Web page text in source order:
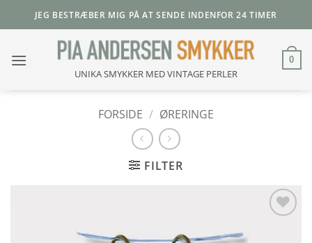
JEG BESTRÆBER MIG PÅ AT SENDE INDENFOR 24 TIMER
UNIKA SMYKKER MED VINTAGE PERLER
0
FORSIDE / ØRERINGE
FILTER